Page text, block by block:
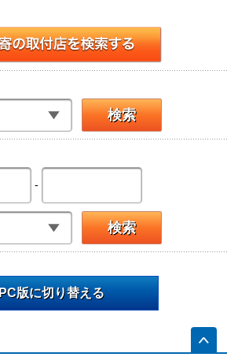
-
PC版に切り替える